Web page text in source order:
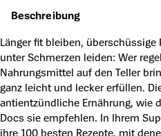
Beschreibung
Länger fit bleiben,
unter Schmerzen leiden: Wer
Nahrungsmittel auf den Teller
ganz leicht und lecker erfüllen.
antientzündliche Ernährung, wie
Docs sie empfehlen. In Ihrem
ihre 100 besten Rezepte, mit